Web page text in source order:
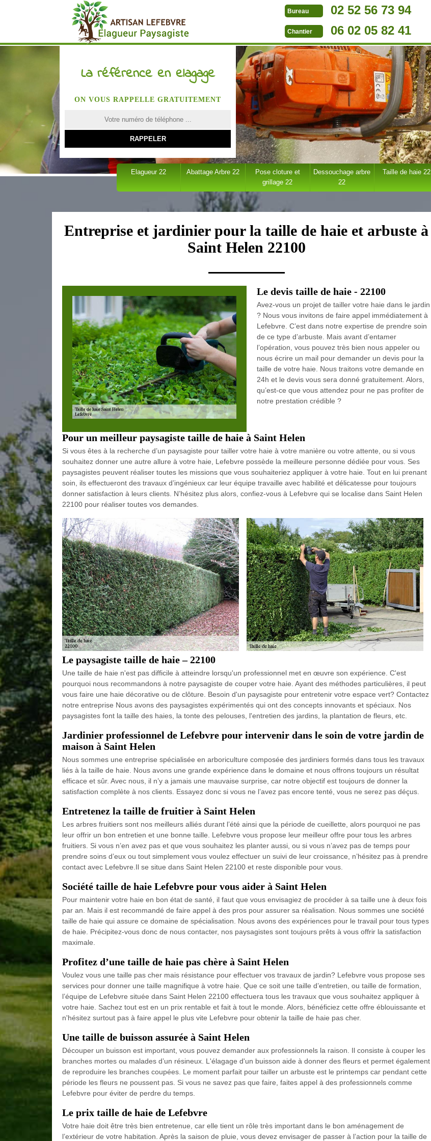
Bureau 02 52 56 73 94
Chantier 06 02 05 82 41
La référence en elagage
ON VOUS RAPPELLE GRATUITEMENT
Elagueur 22 Abattage Arbre 22
Pose cloture et
grillage 22
Dessouchage arbre
22
Taille de haie 22
Entreprise et jardinier pour la taille de haie et arbuste à
Saint Helen 22100
Le devis taille de haie - 22100
Avez-vous un projet de tailler votre haie dans le jardin
? Nous vous invitons de faire appel immédiatement à
Lefebvre. C’est dans notre expertise de prendre soin
de ce type d’arbuste. Mais avant d’entamer
l’opération, vous pouvez très bien nous appeler ou
nous écrire un mail pour demander un devis pour la
taille de votre haie. Nous traitons votre demande en
24h et le devis vous sera donné gratuitement. Alors,
qu’est-ce que vous attendez pour ne pas profiter de
notre prestation crédible ?
Pour un meilleur paysagiste taille de haie à Saint Helen
Si vous êtes à la recherche d’un paysagiste pour tailler votre haie à votre manière ou votre attente, ou si vous
souhaitez donner une autre allure à votre haie, Lefebvre possède la meilleure personne dédiée pour vous. Ses
paysagistes peuvent réaliser toutes les missions que vous souhaiteriez appliquer à votre haie. Tout en lui prenant
soin, ils effectueront des travaux d’ingénieux car leur équipe travaille avec habilité et délicatesse pour toujours
donner satisfaction à leurs clients. N’hésitez plus alors, confiez-vous à Lefebvre qui se localise dans Saint Helen
22100 pour réaliser toutes vos demandes.
Le paysagiste taille de haie – 22100
Une taille de haie n'est pas difficile à atteindre lorsqu'un professionnel met en œuvre son expérience. C'est
pourquoi nous recommandons à notre paysagiste de couper votre haie. Ayant des méthodes particulières, il peut
vous faire une haie décorative ou de clôture. Besoin d'un paysagiste pour entretenir votre espace vert? Contactez
notre entreprise Nous avons des paysagistes expérimentés qui ont des concepts innovants et spéciaux. Nos
paysagistes font la taille des haies, la tonte des pelouses, l'entretien des jardins, la plantation de fleurs, etc.
Jardinier professionnel de Lefebvre pour intervenir dans le soin de votre jardin de
maison à Saint Helen
Nous sommes une entreprise spécialisée en arboriculture composée des jardiniers formés dans tous les travaux
liés à la taille de haie. Nous avons une grande expérience dans le domaine et nous offrons toujours un résultat
efficace et sûr. Avec nous, il n’y a jamais une mauvaise surprise, car notre objectif est toujours de donner la
satisfaction complète à nos clients. Essayez donc si vous ne l’avez pas encore tenté, vous ne serez pas déçus.
Entretenez la taille de fruitier à Saint Helen
Les arbres fruitiers sont nos meilleurs alliés durant l’été ainsi que la période de cueillette, alors pourquoi ne pas
leur offrir un bon entretien et une bonne taille. Lefebvre vous propose leur meilleur offre pour tous les arbres
fruitiers. Si vous n’en avez pas et que vous souhaitez les planter aussi, ou si vous n’avez pas de temps pour
prendre soins d’eux ou tout simplement vous voulez effectuer un suivi de leur croissance, n’hésitez pas à prendre
contact avec Lefebvre.Il se situe dans Saint Helen 22100 et reste disponible pour vous.
Société taille de haie Lefebvre pour vous aider à Saint Helen
Pour maintenir votre haie en bon état de santé, il faut que vous envisagiez de procéder à sa taille une à deux fois
par an. Mais il est recommandé de faire appel à des pros pour assurer sa réalisation. Nous sommes une société
taille de haie qui assure ce domaine de spécialisation. Nous avons des expériences pour le travail pour tous types
de haie. Précipitez-vous donc de nous contacter, nos paysagistes sont toujours prêts à vous offrir la satisfaction
maximale.
Profitez d’une taille de haie pas chère à Saint Helen
Voulez vous une taille pas cher mais résistance pour effectuer vos travaux de jardin? Lefebvre vous propose ses
services pour donner une taille magnifique à votre haie. Que ce soit une taille d’entretien, ou taille de formation,
l’équipe de Lefebvre située dans Saint Helen 22100 effectuera tous les travaux que vous souhaitez appliquer à
votre haie. Sachez tout est en un prix rentable et fait à tout le monde. Alors, bénéficiez cette offre éblouissante et
n'hésitez surtout pas à faire appel le plus vite Lefebvre pour obtenir la taille de haie pas cher.
Une taille de buisson assurée à Saint Helen
Découper un buisson est important, vous pouvez demander aux professionnels la raison. Il consiste à couper les
branches mortes ou malades d’un résineux. L'élagage d'un buisson aide à donner des fleurs et permet également
de reproduire les branches coupées. Le moment parfait pour tailler un arbuste est le printemps car pendant cette
période les fleurs ne poussent pas. Si vous ne savez pas que faire, faites appel à des professionnels comme
Lefebvre pour éviter de perdre du temps.
Le prix taille de haie de Lefebvre
Votre haie doit être très bien entretenue, car elle tient un rôle très important dans le bon aménagement de
l’extérieur de votre habitation. Après la saison de pluie, vous devez envisager de passer à l’action pour la taille de